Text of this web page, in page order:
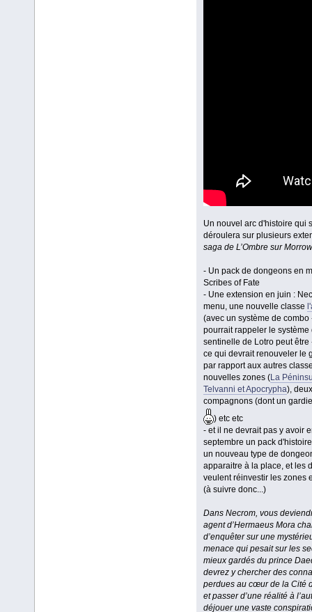
Un nouvel arc d'histoire qui
déroulera sur plusieurs
saga de L’Ombre sur
- Un pack de dongeons en
Scribes of Fate
- Une extension en juin :
menu, une nouvelle classe
(avec un système de combo
pourrait rappeler le système
sentinelle de Lotro peut être
ce qui devrait renouveler le
par rapport aux autres
nouvelles zones (La
Telvanni et Apocrypha),
compagnons (dont un
) etc etc
- et il ne devrait pas y avoir
septembre un pack
un nouveau type de
apparaitre à la place, et les
veulent réinvestir les zones
(à suivre donc...)
Dans Necrom, vous
agent d’Hermaeus Mora
d’enquêter sur une
menace qui pesait sur les
mieux gardés du prince
devrez y chercher des
perdues au cœur de la Cité
et passer d’une réalité à
déjouer une vaste